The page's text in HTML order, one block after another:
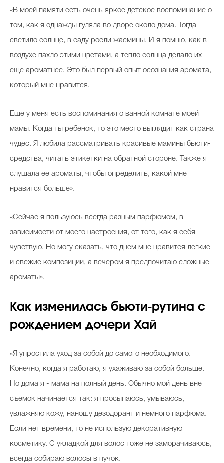
«В моей памяти есть очень яркое детское воспоминание о
том, как я однажды гуляла во дворе около дома. Тогда
светило солнце, в саду росли жасмины. И я помню, как в
воздухе пахло этими цветами, а тепло солнца делало их
еще ароматнее. Это был первый опыт осознания аромата,
который мне нравится.
Еще у меня есть воспоминания о ванной комнате моей
мамы. Когда ты ребенок, то это место выглядит как страна
чудес. Я любила рассматривать красивые мамины бьюти-
средства, читать этикетки на обратной стороне. Также я
слушала ее ароматы, чтобы определить, какой мне
нравится больше».
«Сейчас я пользуюсь всегда разным парфюмом, в
зависимости от моего настроения, от того, как я себя
чувствую. Но могу сказать, что днем мне нравится легкие
и свежие композиции, а вечером я предпочитаю сложные
ароматы».
Как изменилась бьюти-рутина с
рождением дочери Хай
«Я упростила уход за собой до самого необходимого.
Конечно, когда я работаю, я ухаживаю за собой больше.
Но дома я - мама на полный день. Обычно мой день вне
съемок начинается так: я просыпаюсь, умываюсь,
увлажняю кожу, наношу дезодорант и немного парфюма.
Если нет времени, то не использую декоративную
косметику. С укладкой для волос тоже не заморачиваюсь,
всегда собираю волосы в пучок.